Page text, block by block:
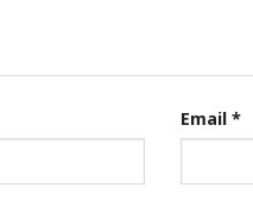
Email *